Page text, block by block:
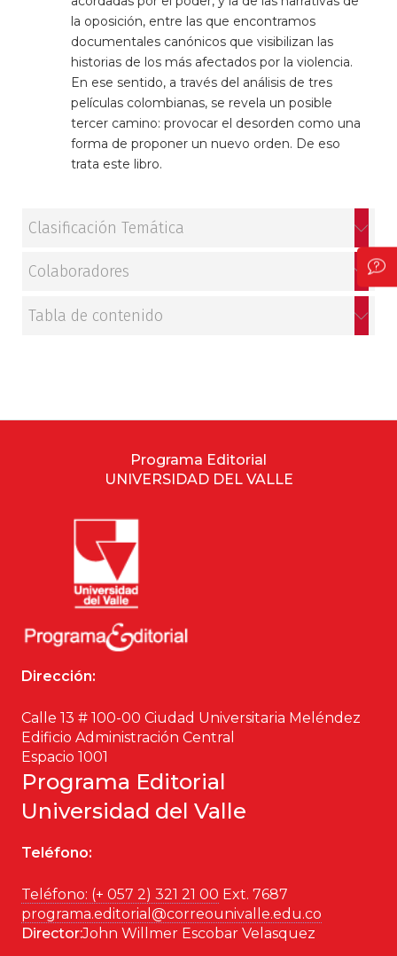
Violenciala oposición, entre las que encontramos
documentales canónicos que visibilizan las
historias de los más afectados por la violencia.
En ese sentido, a través del análisis de tres
películas colombianas, se revela un posible
tercer camino: provocar el desorden como una
forma de proponer un nuevo orden. De eso
trata este libro.
Clasificación Temática
Colaboradores
Tabla de contenido
Programa Editorial
UNIVERSIDAD DEL VALLE
Dirección:
Calle 13 # 100-00 Ciudad Universitaria Meléndez
Edificio Administración Central
Espacio 1001
Programa Editorial
Universidad del Valle
Teléfono:
Teléfono: (+ 057 2) 321 21 00 Ext. 7687
programa.editorial@correounivalle.edu.co
Director:John Willmer Escobar Velasquez